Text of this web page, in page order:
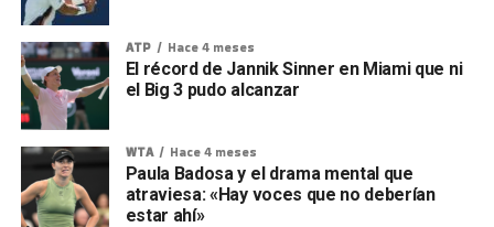
ATP Hace 4 meses
El récord de Jannik Sinner en Miami que ni
el Big 3 pudo alcanzar
WTA Hace 4 meses
Paula Badosa y el drama mental que
atraviesa: «Hay voces que no deberían
estar ahí»